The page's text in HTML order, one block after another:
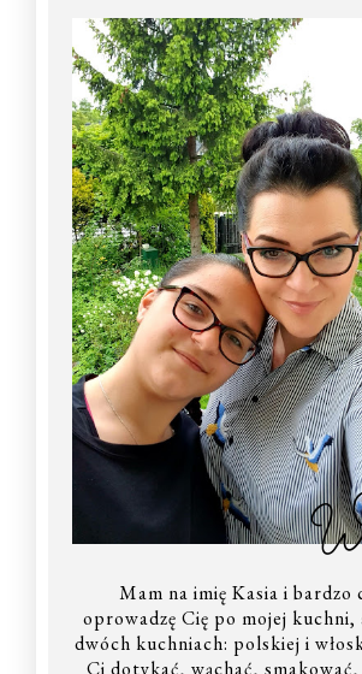
Mam na imię Kasia i bardzo
oprowadzę Cię po mojej kuchni,
dwóch kuchniach: polskiej i
Ci dotykać, wąchać, smakować,